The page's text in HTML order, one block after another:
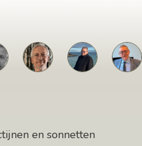
en sonnetten